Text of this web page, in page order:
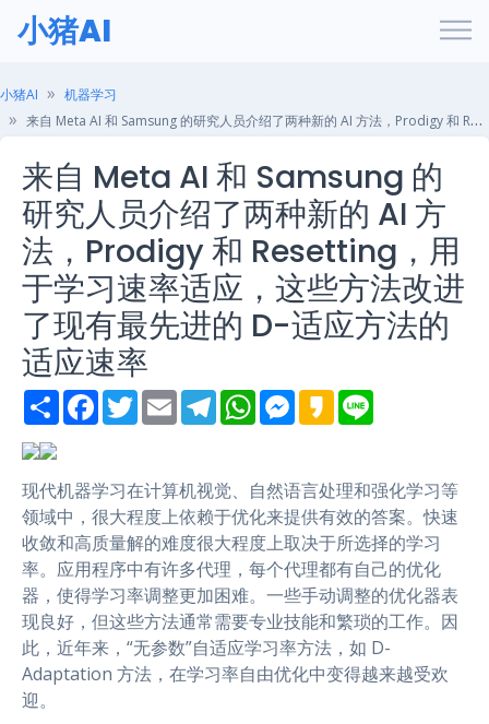
小猪AI
小猪AI
机器学习
来自 Meta AI 和 Samsung 的研究人员介绍了两种新的 AI 方法，Prodigy 和 Resetting，用于学习速率适应，这些方法改进了现有最先进的 D-适应方法的适应速率
来自 Meta AI 和 Samsung 的
研究人员介绍了两种新的 AI 方
法，Prodigy 和 Resetting，用
于学习速率适应，这些方法改进
了现有最先进的 D-适应方法的
适应速率
S
h
F
a
o
o
k
T
w
e
r
E
m
T
e
r
a
m
W
h
A
p
p
M
e
n
g
e
r
K
a
现代机器学习在计算机视觉、自然语言处理和强化学习等
领域中，很大程度上依赖于优化来提供有效的答案。快速
收敛和高质量解的难度很大程度上取决于所选择的学习
率。应用程序中有许多代理，每个代理都有自己的优化
器，使得学习率调整更加困难。一些手动调整的优化器表
现良好，但这些方法通常需要专业技能和繁琐的工作。因
此，近年来，“无参数”自适应学习率方法，如 D-
Adaptation 方法，在学习率自由优化中变得越来越受欢
迎。